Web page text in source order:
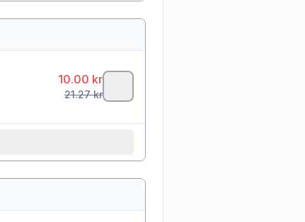
10.00 kr
21.27kr